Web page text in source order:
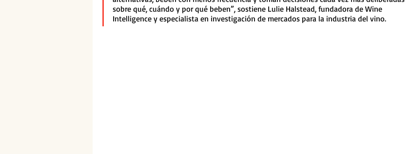
sobre qué, cuándo y por qué beben”, sostiene Lulie Halstead, fundadora de Wine
Intelligence y especialista en investigación de mercados para la industria del vino.